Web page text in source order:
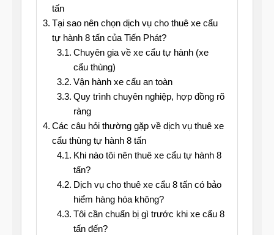
tấn
Tại sao nên chọn dịch vụ cho thuê xe cẩu
tự hành 8 tấn của Tiến Phát?
Chuyên gia về xe cẩu tự hành (xe
cẩu thùng)
Vận hành xe cẩu an toàn
Quy trình chuyên nghiệp, hợp đồng rõ
ràng
Các câu hỏi thường gặp về dịch vụ thuê xe
cẩu thùng tự hành 8 tấn
Khi nào tôi nên thuê xe cẩu tự hành 8
tấn?
Dịch vụ cho thuê xe cẩu 8 tấn có bảo
hiểm hàng hóa không?
Tôi cần chuẩn bị gì trước khi xe cẩu 8
tấn đến?